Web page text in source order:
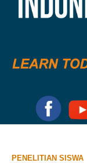
PENELITIAN SISWA